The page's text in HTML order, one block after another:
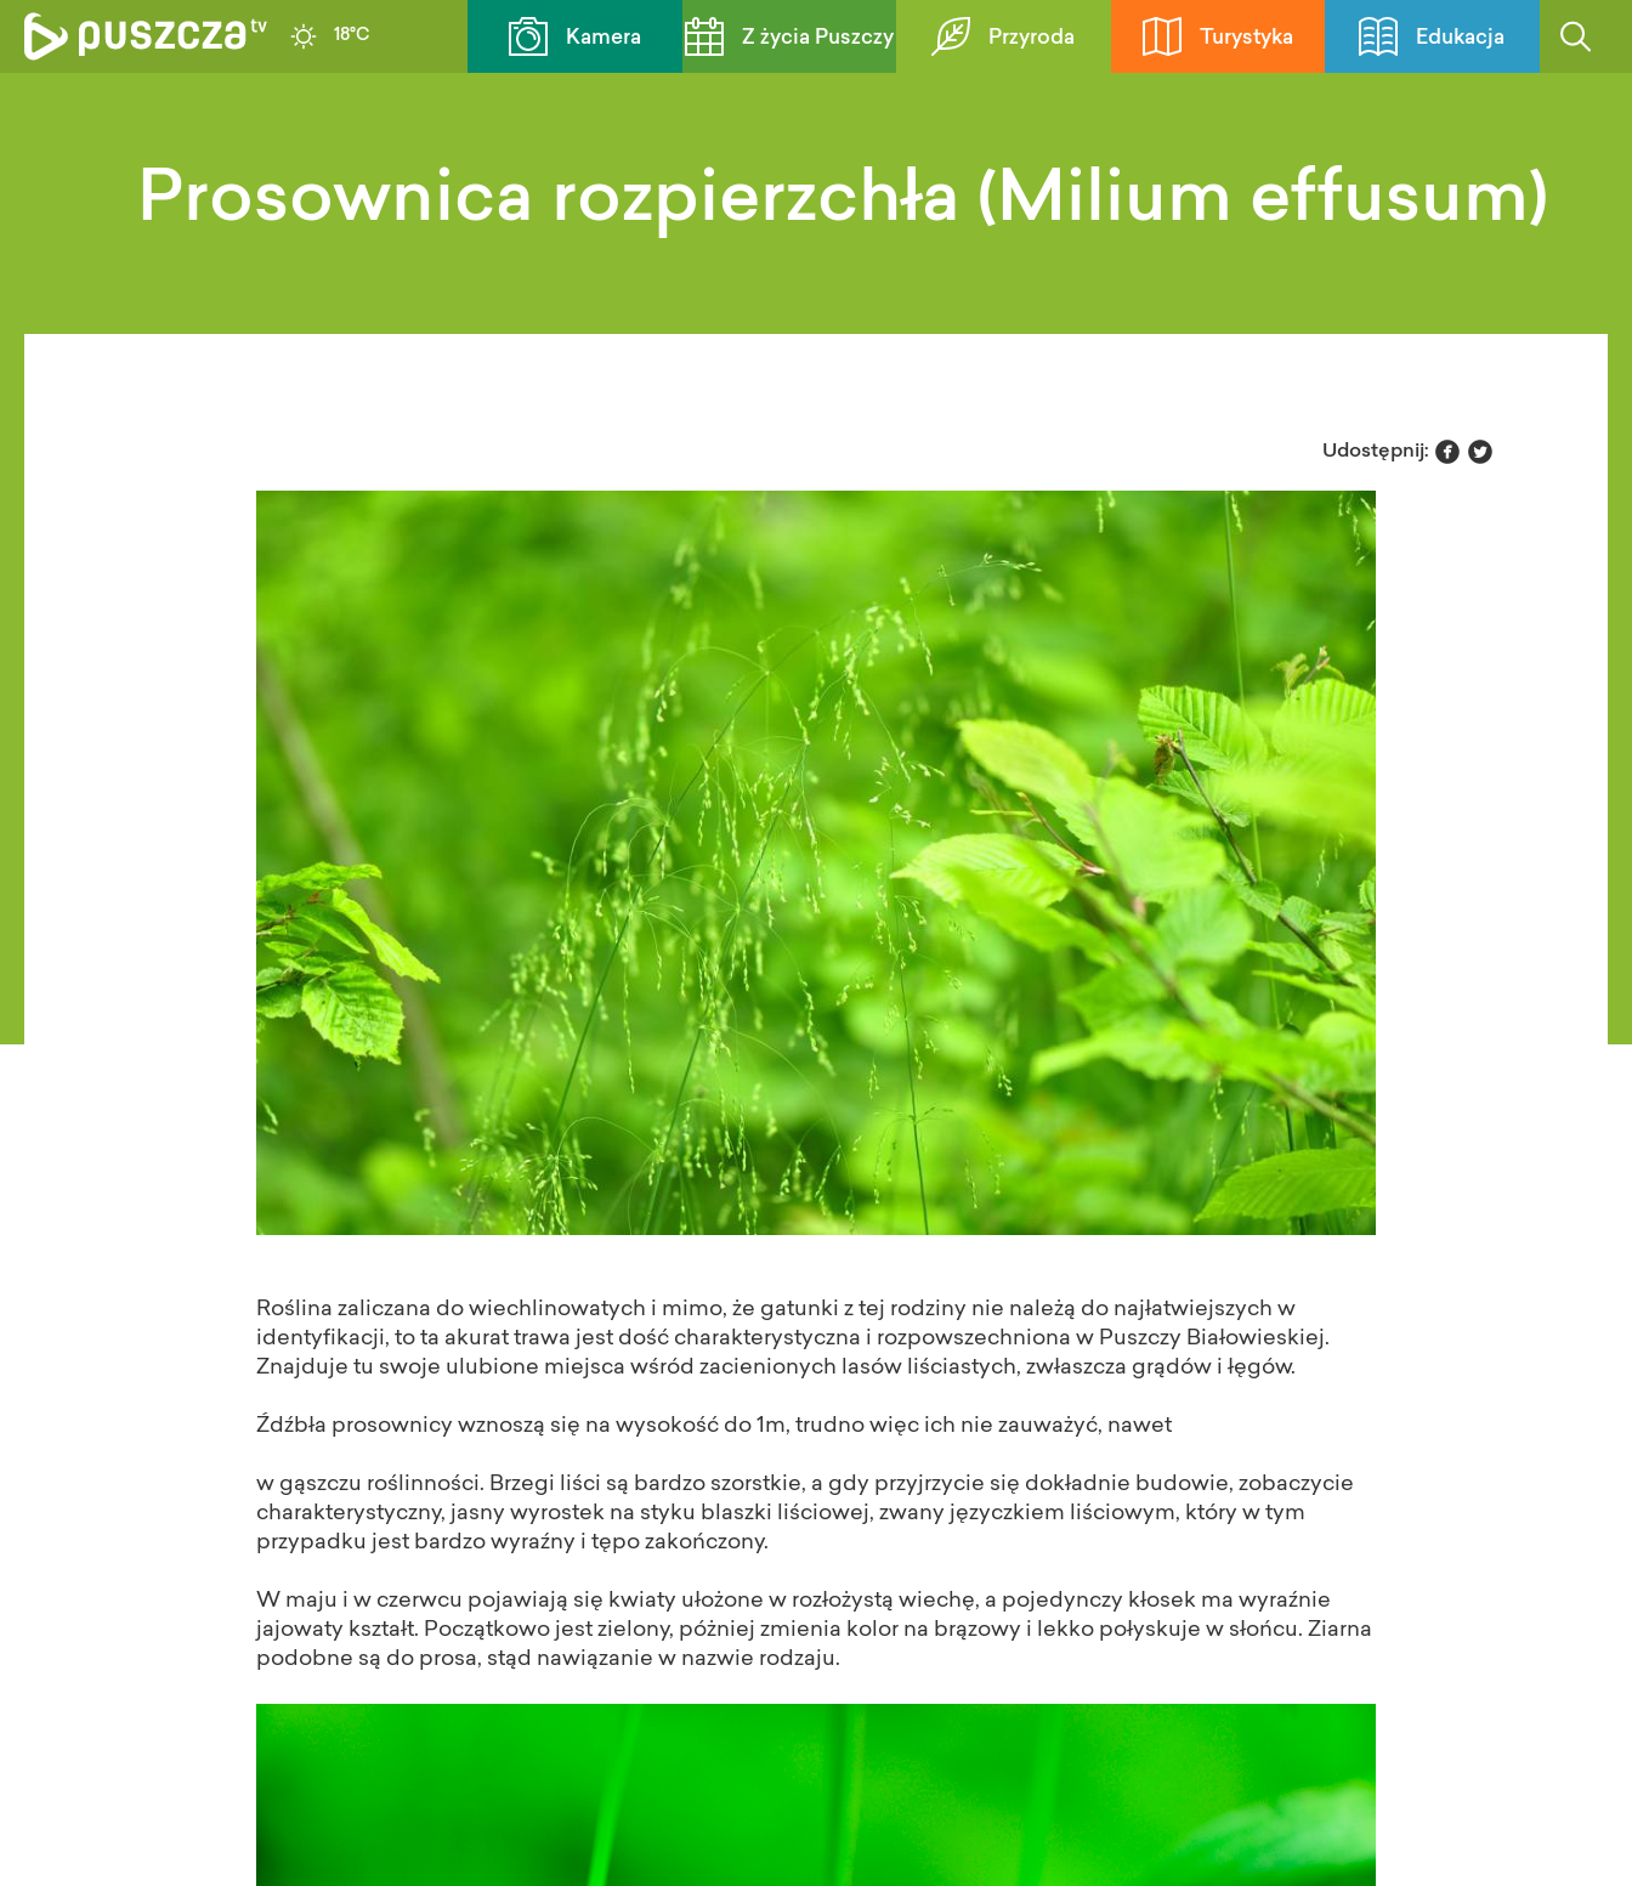
18°C Kamera Z życia Puszczy Przyroda Turystyka Edukacja
Prosownica rozpierzchła (Milium effusum)
Udostępnij:  
Roślina zaliczana do wiechlinowatych i mimo, że gatunki z tej rodziny nie należą do najłatwiejszych w
identyfikacji, to ta akurat trawa jest dość charakterystyczna i rozpowszechniona w Puszczy Białowieskiej.
Znajduje tu swoje ulubione miejsca wśród zacienionych lasów liściastych, zwłaszcza grądów i łęgów.
Źdźbła prosownicy wznoszą się na wysokość do 1m, trudno więc ich nie zauważyć, nawet
w gąszczu roślinności. Brzegi liści są bardzo szorstkie, a gdy przyjrzycie się dokładnie budowie, zobaczycie
charakterystyczny, jasny wyrostek na styku blaszki liściowej, zwany języczkiem liściowym, który w tym
przypadku jest bardzo wyraźny i tępo zakończony.
W maju i w czerwcu pojawiają się kwiaty ułożone w rozłożystą wiechę, a pojedynczy kłosek ma wyraźnie
jajowaty kształt. Początkowo jest zielony, póżniej zmienia kolor na brązowy i lekko połyskuje w słońcu. Ziarna
podobne są do prosa, stąd nawiązanie w nazwie rodzaju.